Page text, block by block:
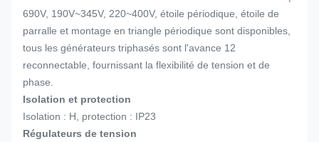
690V, 190V~345V, 220~400V, étoile périodique, étoile de
parralle et montage en triangle périodique sont disponibles,
tous les générateurs triphasés sont l'avance 12
reconnectable, fournissant la flexibilité de tension et de
phase.
Isolation et protection
Isolation : H, protection : IP23
Régulateurs de tension